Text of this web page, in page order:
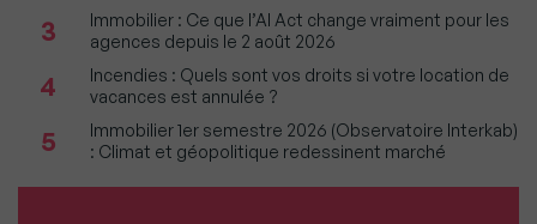
3
Immobilier : Ce que l’AI Act change vraiment pour les
agences depuis le 2 août 2026
4
Incendies : Quels sont vos droits si votre location de
vacances est annulée ?
5
Immobilier 1er semestre 2026 (Observatoire Interkab)
: Climat et géopolitique redessinent marché